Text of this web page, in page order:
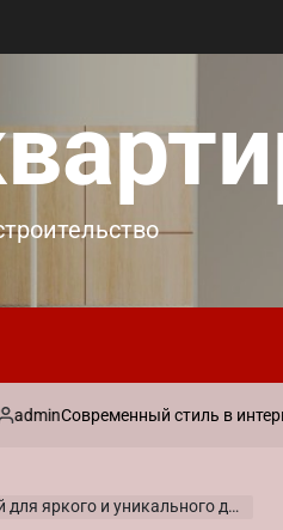
стиль в интерьере:
яркого и уникального дизайна